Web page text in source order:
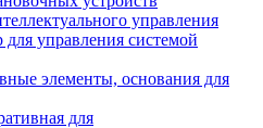
управления
для управления системой
элементы, основания для
для